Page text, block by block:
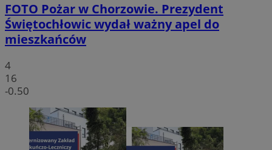
FOTO Pożar w Chorzowie. Prezydent
Świętochłowic wydał ważny apel do
mieszkańców
4
16
-0.50